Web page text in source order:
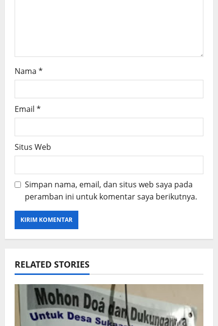
Nama *
Email *
Situs Web
Simpan nama, email, dan situs web saya pada
peramban ini untuk komentar saya berikutnya.
RELATED STORIES